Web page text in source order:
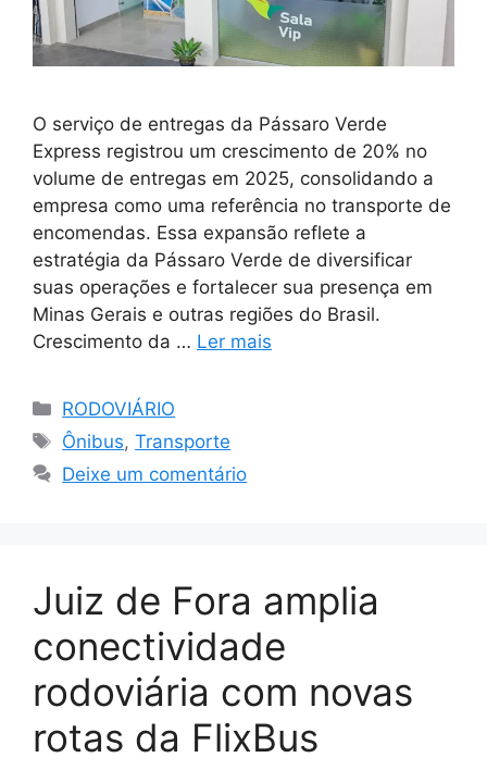
O serviço de entregas da Pássaro Verde
Express registrou um crescimento de 20% no
volume de entregas em 2025, consolidando a
empresa como uma referência no transporte de
encomendas. Essa expansão reflete a
estratégia da Pássaro Verde de diversificar
suas operações e fortalecer sua presença em
Minas Gerais e outras regiões do Brasil.
Crescimento da … Ler mais
Categorias
RODOVIÁRIO
Tags
Ônibus,Transporte
Deixe um comentário
Juiz de Fora amplia
conectividade
rodoviária com novas
rotas da FlixBus